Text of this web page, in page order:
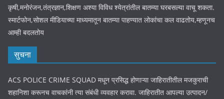
कृषी,मनोरंजन,तंत्रज्ञान,शिक्षण अश्या विविध श्येत्रांतील बातम्या घरबसल्या वाचू शकता.
स्मार्टफोन,सोशल मीडियाच्या माध्यमातून बातम्या पाहण्यात लोकांचा कल वाढतोय,म्हणूनच
आम्ही बदलतोय
सुचना
ACS POLICE CRIME SQUAD मधून प्रसिद्ध होणाऱ्या जाहिरातीतील मजकुराची
शहानिशा करूनच वाचकांनी त्या संबंधी व्यवहार करावा. जाहिरातीत आपल्या उत्पादन/